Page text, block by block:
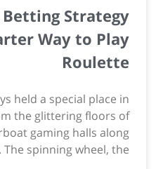
Strategy
Way to Play
Roulette
held a special place in
the glittering floors of
gaming halls along
spinning wheel, the...